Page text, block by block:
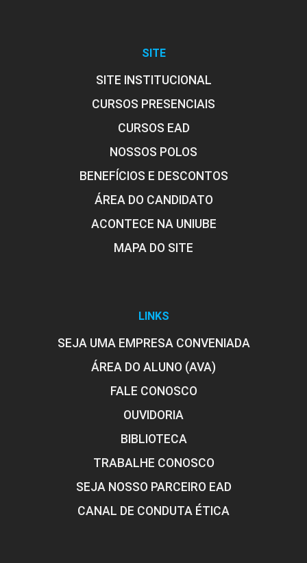
SITE
SITE INSTITUCIONAL
CURSOS PRESENCIAIS
CURSOS EAD
NOSSOS POLOS
BENEFÍCIOS E DESCONTOS
ÁREA DO CANDIDATO
ACONTECE NA UNIUBE
MAPA DO SITE
LINKS
SEJA UMA EMPRESA CONVENIADA
ÁREA DO ALUNO (AVA)
FALE CONOSCO
OUVIDORIA
BIBLIOTECA
TRABALHE CONOSCO
SEJA NOSSO PARCEIRO EAD
CANAL DE CONDUTA ÉTICA